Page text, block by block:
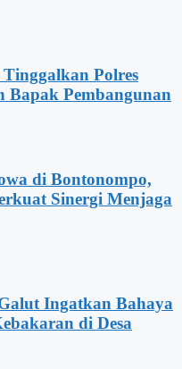
Polres
Pembangunan
di Bontonompo,
Sinergi Menjaga
Ingatkan Bahaya
di Desa